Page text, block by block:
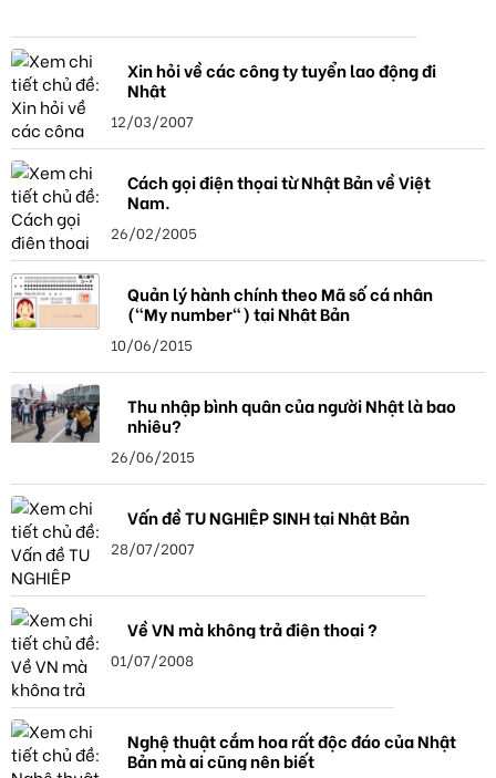
Xin hỏi về các công ty tuyển lao động đi
Nhật
12/03/2007
Cách gọi điện thọai từ Nhật Bản về Việt
Nam.
26/02/2005
Quản lý hành chính theo Mã số cá nhân
("My number") tại Nhật Bản
10/06/2015
Thu nhập bình quân của người Nhật là bao
nhiêu?
26/06/2015
Vấn đề TU NGHIỆP SINH tại Nhật Bản
28/07/2007
Về VN mà không trả điện thoại ?
01/07/2008
Nghệ thuật cắm hoa rất độc đáo của Nhật
Bản mà ai cũng nên biết